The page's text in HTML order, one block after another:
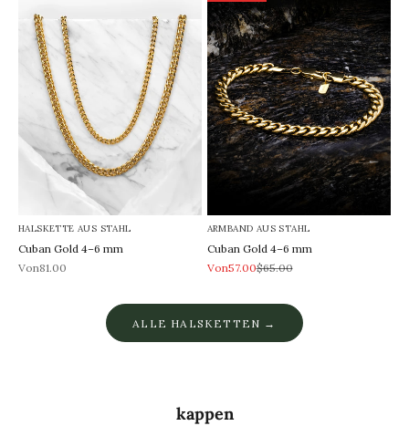
HALSKETTE AUS STAHL
Cuban Gold 4–6 mm
REA-pris
Von81.00
ARMBAND AUS STAHL
Cuban Gold 4–6 mm
REA-pris
Von57.00Pris
$65.00
ALLE HALSKETTEN →
kappen